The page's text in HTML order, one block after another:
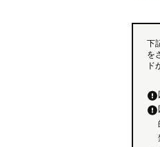
下
を
ド